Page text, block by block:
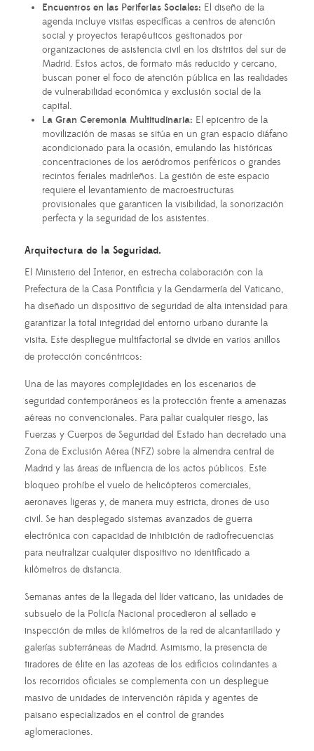
Encuentros en las Periferias Sociales: El diseño de la
agenda incluye visitas específicas a centros de atención
social y proyectos terapéuticos gestionados por
organizaciones de asistencia civil en los distritos del sur de
Madrid. Estos actos, de formato más reducido y cercano,
buscan poner el foco de atención pública en las realidades
de vulnerabilidad económica y exclusión social de la
capital.
La Gran Ceremonia Multitudinaria: El epicentro de la
movilización de masas se sitúa en un gran espacio diáfano
acondicionado para la ocasión, emulando las históricas
concentraciones de los aeródromos periféricos o grandes
recintos feriales madrileños. La gestión de este espacio
requiere el levantamiento de macroestructuras
provisionales que garanticen la visibilidad, la sonorización
perfecta y la seguridad de los asistentes.
Arquitectura de la Seguridad.
El Ministerio del Interior, en estrecha colaboración con la
Prefectura de la Casa Pontificia y la Gendarmería del Vaticano,
ha diseñado un dispositivo de seguridad de alta intensidad para
garantizar la total integridad del entorno urbano durante la
visita. Este despliegue multifactorial se divide en varios anillos
de protección concéntricos:
Una de las mayores complejidades en los escenarios de
seguridad contemporáneos es la protección frente a amenazas
aéreas no convencionales. Para paliar cualquier riesgo, las
Fuerzas y Cuerpos de Seguridad del Estado han decretado una
Zona de Exclusión Aérea (NFZ) sobre la almendra central de
Madrid y las áreas de influencia de los actos públicos. Este
bloqueo prohíbe el vuelo de helicópteros comerciales,
aeronaves ligeras y, de manera muy estricta, drones de uso
civil. Se han desplegado sistemas avanzados de guerra
electrónica con capacidad de inhibición de radiofrecuencias
para neutralizar cualquier dispositivo no identificado a
kilómetros de distancia.
Semanas antes de la llegada del líder vaticano, las unidades de
subsuelo de la Policía Nacional procedieron al sellado e
inspección de miles de kilómetros de la red de alcantarillado y
galerías subterráneas de Madrid. Asimismo, la presencia de
tiradores de élite en las azoteas de los edificios colindantes a
los recorridos oficiales se complementa con un despliegue
masivo de unidades de intervención rápida y agentes de
paisano especializados en el control de grandes
aglomeraciones.